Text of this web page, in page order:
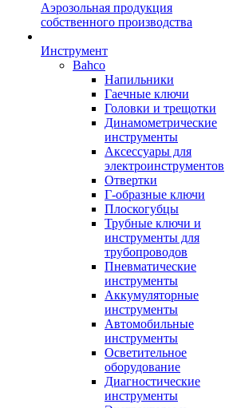
Аэрозольная продукция
собственного производства
Инструмент
Bahco
Напильники
Гаечные ключи
Головки и трещотки
Динамометрические
инструменты
Аксессуары для
электроинструментов
Отвертки
Г-образные ключи
Плоскогубцы
Трубные ключи и
инструменты для
трубопроводов
Пневматические
инструменты
Аккумуляторные
инструменты
Автомобильные
инструменты
Осветительное
оборудование
Диагностические
инструменты